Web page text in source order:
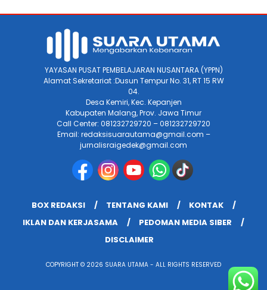
YAYASAN PUSAT PEMBELAJARAN NUSANTARA (YPPN)
Alamat Sekretariat :Dusun Tempur No. 31, RT 15 RW
04.
Desa Kemiri, Kec. Kepanjen
Kabupaten Malang, Prov. Jawa Timur
Call Center: 081232729720 – 081232729720
Email: redaksisuarautama@gmail.com –
jurnalisraigedek@gmail.com
BOX REDAKSI TENTANG KAMI
KONTAK
IKLAN DAN KERJASAMA
PEDOMAN MEDIA SIBER
DISCLAIMER
COPYRIGHT © 2026 SUARA UTAMA - ALL RIGHTS RESERVED